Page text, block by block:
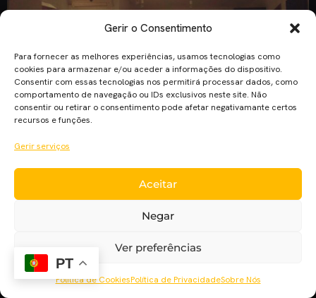
Gerir o Consentimento
Para fornecer as melhores experiências, usamos tecnologias como
cookies para armazenar e/ou aceder a informações do dispositivo.
Consentir com essas tecnologias nos permitirá processar dados, como
comportamento de navegação ou IDs exclusivos neste site. Não
consentir ou retirar o consentimento pode afetar negativamante certos
recursos e funções.
Gerir serviços
Aceitar
Negar
Ver preferências
Política de CookiesPolítica de PrivacidadeSobre Nós
originalidade. Muitas são adaptações de produções
estrangeiras. Apesar disto, algumas são bem-sucedidas,
como é o caso de “Sim, Chefe!” ou “Ministério do Tempo”.
a inovar nas suas criações. A RTP tem vindo a apostar na
produção […]
PT